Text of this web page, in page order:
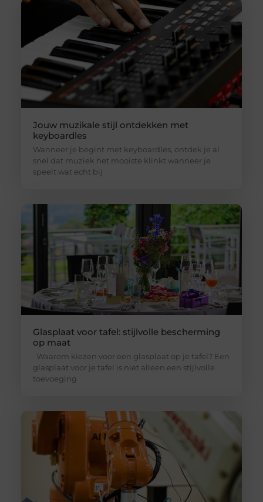
Jouw muzikale stijl ontdekken met
keyboardles
Wanneer je begint met keyboardles, ontdek je al
snel dat muziek het mooiste klinkt wanneer je
speelt wat echt bij
Glasplaat voor tafel: stijlvolle bescherming
op maat
Waarom kiezen voor een glasplaat op je tafel? Een
glasplaat voor je tafel is niet alleen een stijlvolle
toevoeging